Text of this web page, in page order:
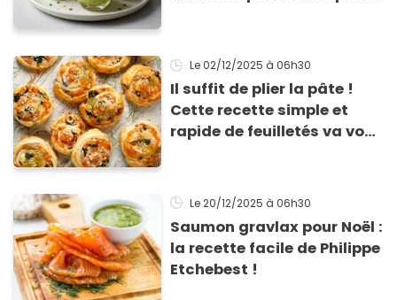
Le 02/12/2025 à 06h30
Il suffit de plier la pâte !
Cette recette simple et
rapide de feuilletés va vous
Le 20/12/2025 à 06h30
Saumon gravlax pour Noël :
la recette facile de Philippe
Etchebest !